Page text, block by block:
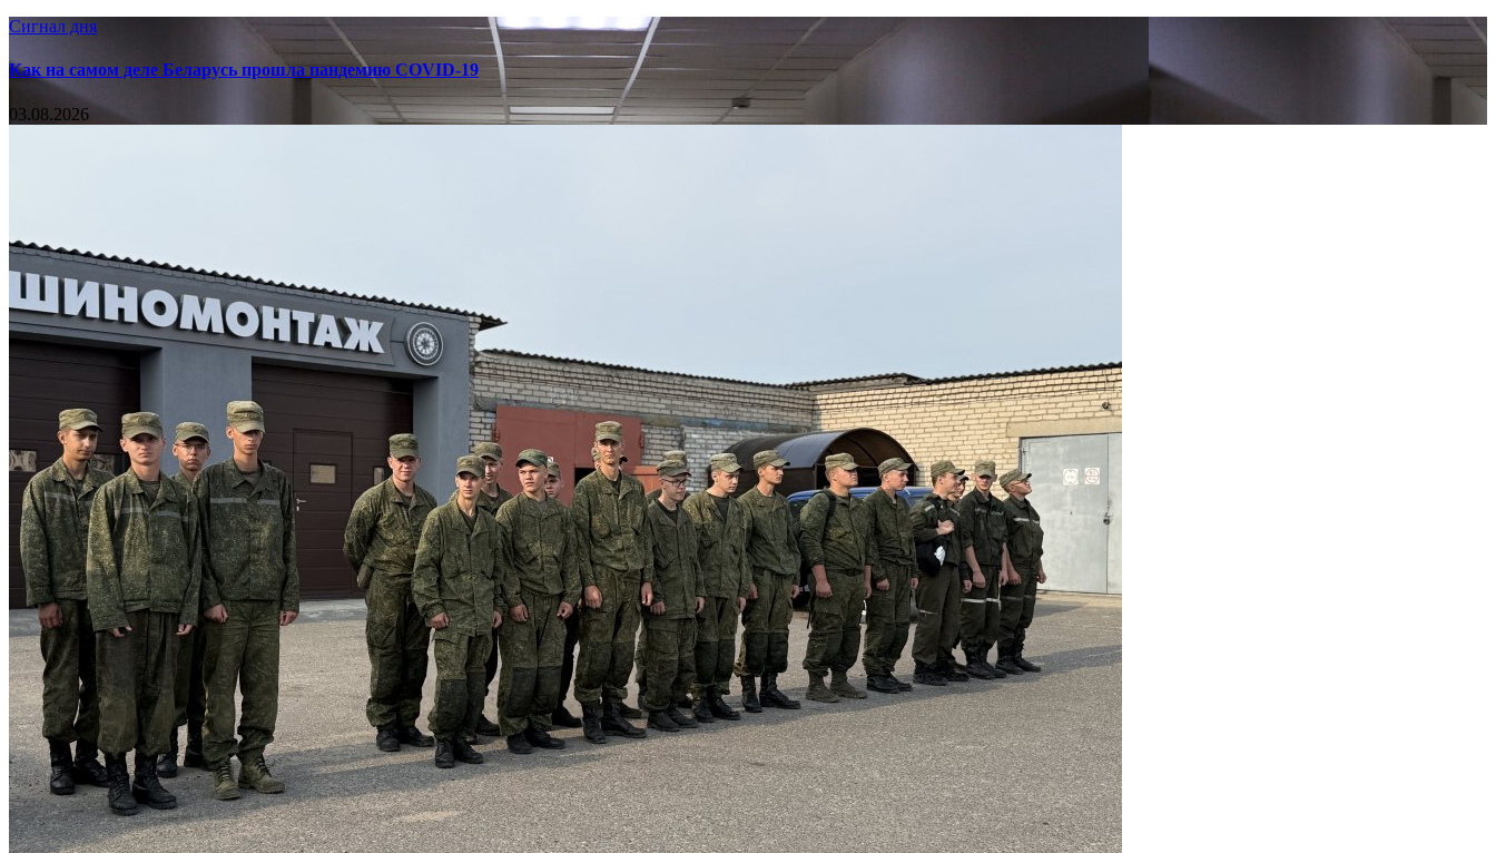
Сигнал дня
Как на самом деле Беларусь прошла пандемию COVID-19
03.08.2026